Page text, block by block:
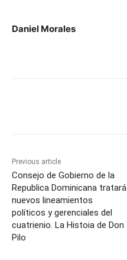
Daniel Morales
Previous article
Consejo de Gobierno de la
Republica Dominicana tratará
nuevos lineamientos
políticos y gerenciales del
cuatrienio. La Histoia de Don
Pilo